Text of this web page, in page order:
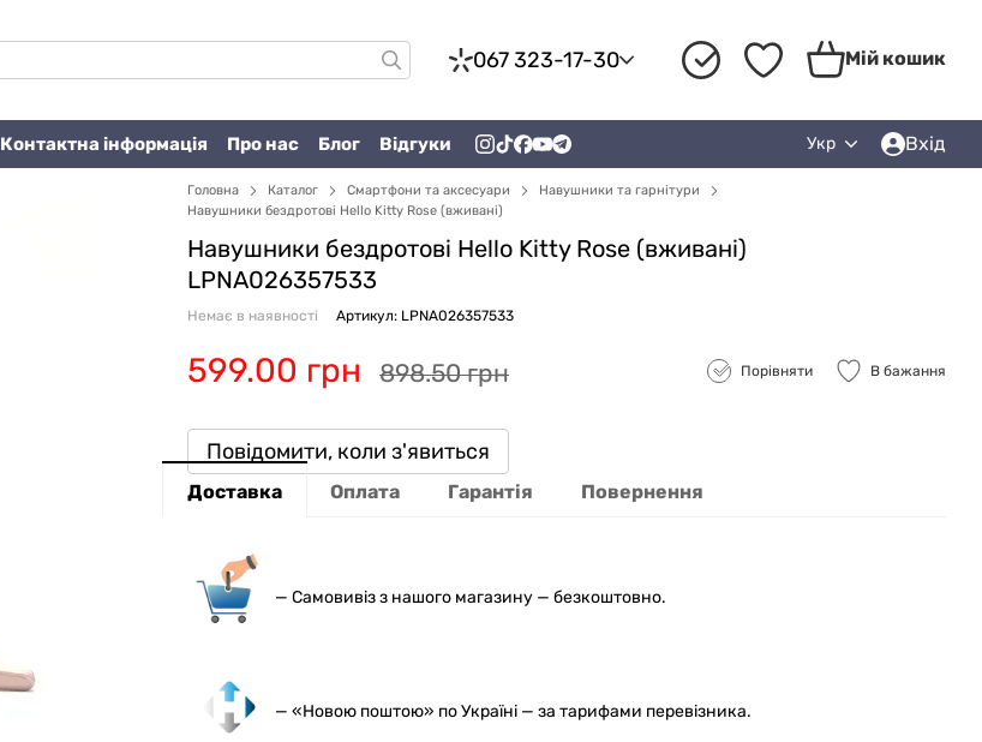
067 323-17-30 Мій кошик
Контактна інформація Про нас Блог Відгуки Укр Вхід
Головна Каталог Смартфони та аксесуари
Навушники та гарнітури
Навушники бездротові Hello Kitty Rose (вживані)
Навушники бездротові Hello Kitty Rose (вживані)
LPNA026357533
Немає в наявності Артикул: LPNA026357533
599.00 грн 898.50 грн Порівняти В бажання
Повідомити, коли з'явиться
Доставка Оплата Гарантія Повернення
— Самовивіз з нашого магазину — безкоштовно.
— «Новою поштою» по Україні — за тарифами перевізника.